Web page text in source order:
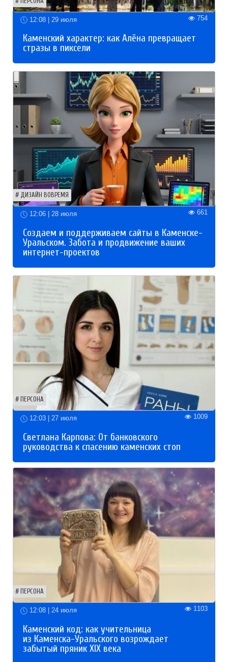
12:08 | 29 июля 754
Каменский характер: как Алёна превращает
стразы в пиксели
ДИЗАЙН ВОВРЕМЯ
12:06 | 28 июля 661
Создаем и поддерживаем сайты в Каменске-
Уральском. Забота и продвижение ваших
интернет-проектов
ПЕРСОНА
12:03 | 27 июля 1009
Светлана Карпова: От банковского
руководства к спасению каменских стоп
ПЕРСОНА
12:08 | 24 июля 1103
Каменский код: как учительница
из Каменска-Уральского возрождает
забытый пряник XIX века